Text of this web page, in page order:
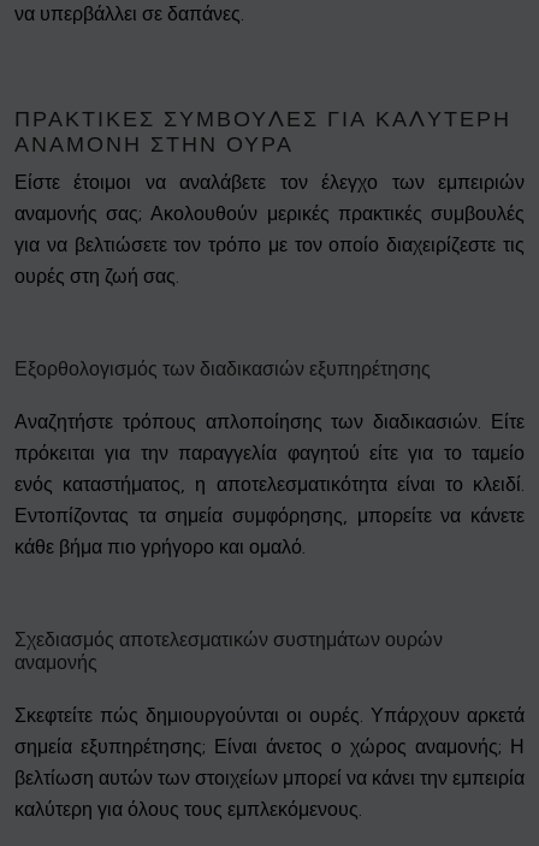
να υπερβάλλει σε δαπάνες.
ΠΡΑΚΤΙΚΈΣ ΣΥΜΒΟΥΛΈΣ ΓΙΑ ΚΑΛΎΤΕΡΗ
ΑΝΑΜΟΝΉ ΣΤΗΝ ΟΥΡΆ
Είστε έτοιμοι να αναλάβετε τον έλεγχο των εμπειριών
αναμονής σας; Ακολουθούν μερικές πρακτικές συμβουλές
για να βελτιώσετε τον τρόπο με τον οποίο διαχειρίζεστε τις
ουρές στη ζωή σας.
Εξορθολογισμός των διαδικασιών εξυπηρέτησης
Αναζητήστε τρόπους απλοποίησης των διαδικασιών. Είτε
πρόκειται για την παραγγελία φαγητού είτε για το ταμείο
ενός καταστήματος, η αποτελεσματικότητα είναι το κλειδί.
Εντοπίζοντας τα σημεία συμφόρησης, μπορείτε να κάνετε
κάθε βήμα πιο γρήγορο και ομαλό.
Σχεδιασμός αποτελεσματικών συστημάτων ουρών
αναμονής
Σκεφτείτε πώς δημιουργούνται οι ουρές. Υπάρχουν αρκετά
σημεία εξυπηρέτησης; Είναι άνετος ο χώρος αναμονής; Η
βελτίωση αυτών των στοιχείων μπορεί να κάνει την εμπειρία
καλύτερη για όλους τους εμπλεκόμενους.